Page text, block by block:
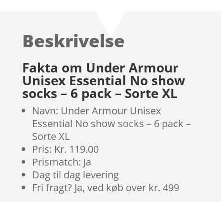
på
mmelser
Beskrivelse
Fakta om Under Armour
Unisex Essential No show
socks – 6 pack – Sorte XL
Navn: Under Armour Unisex
Essential No show socks – 6 pack –
Sorte XL
Pris: Kr. 119.00
Prismatch: Ja
Dag til dag levering
Fri fragt? Ja, ved køb over kr. 499